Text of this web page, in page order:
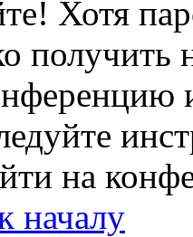
Хотя
получить
на
началу